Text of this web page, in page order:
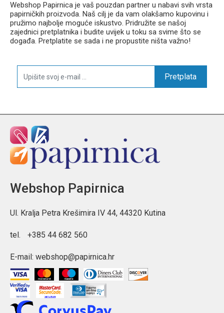
Sigurna pohrana i prijenos dokumenata
Praktično i brzo zatvaranje
Dugotrajna i otporna konstrukcija
Elegantni Disney Stitch Gold dizajn
Pomaže u organizaciji važnih papira
Tehničke informacije
Materijal: polipropilen (PP)
Zatvaranje: gumb na pritisak
Kolekcija: Disney Stitch Gold
Disney Stitch Gold kuverta s gumbom A4 odličan je izbor za sve
modernim Disney dizajnom.
Webshop Papirnica je vaš pouzdan partner u nabavi svih vrsta
papirničkih proizvoda. Naš cilj je da vam olakšamo kupovinu i
pružimo najbolje moguće iskustvo. Pridružite se našoj
zajednici pretplatnika i budite uvijek u toku sa svime što se
događa. Pretplatite se sada i ne propustite ništa važno!
Pretplata
Webshop Papirnica
Ul. Kralja Petra Krešimira IV 44, 44320 Kutina
tel. +385 44 682 560
E-mail: webshop@papirnica.hr